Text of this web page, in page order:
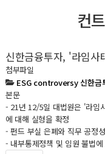
컨
신한금융투자, '라임사
첨부파일
ESG controversy 신한금
본문
- 21년 12/5일 대법원은 '라임
에 대해 실형을 확정
- 펀드 부실 은폐와 직무 공정
- 내부통제정책 및 임원 불법